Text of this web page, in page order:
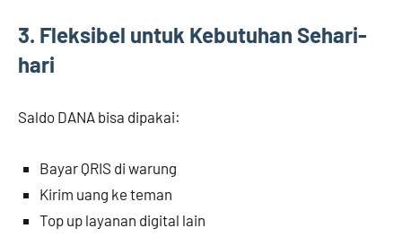
3. Fleksibel untuk Kebutuhan Sehari-
hari
Saldo DANA bisa dipakai:
Bayar QRIS di warung
Kirim uang ke teman
Top up layanan digital lain